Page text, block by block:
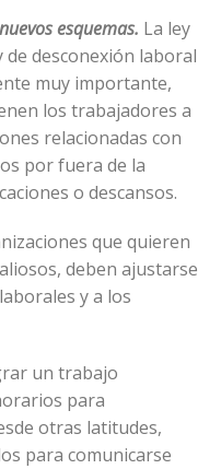
esquemas. La ley
de desconexión laboral
muy importante,
los trabajadores a
relacionadas con
por fuera de la
o descansos.
que quieren
deben ajustarse
y a los
un trabajo
para
otras latitudes,
para comunicarse